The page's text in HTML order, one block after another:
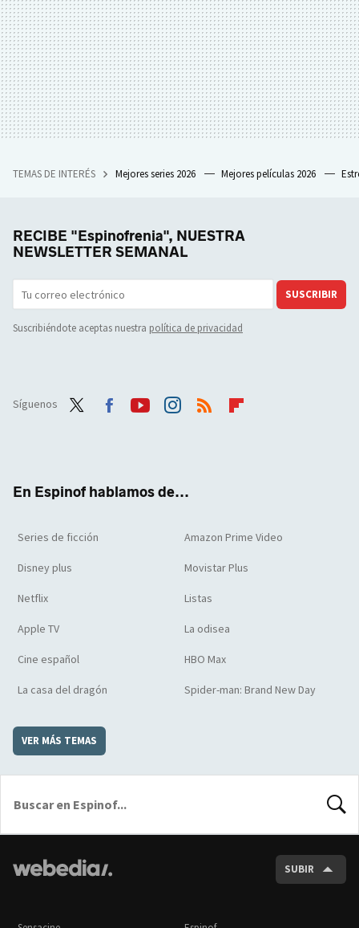
TEMAS DE INTERÉS Mejores series 2026 Mejores películas 2026
RECIBE "Espinofrenia", NUESTRA
NEWSLETTER SEMANAL
SUSCRIBIR
Suscribiéndote aceptas nuestra política de privacidad
Síguenos
En Espinof hablamos de...
Series de ficción Amazon Prime Video
Disney plus Movistar Plus
Netflix Listas
Apple TV La odisea
Cine español HBO Max
La casa del dragón Spider-man: Brand New Day
VER MÁS TEMAS
SUBIR